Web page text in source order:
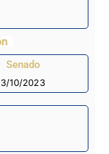
Senado
3/10/2023